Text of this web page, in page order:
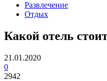
Развлечение
Отдых
Какой отель
21.01.2020
0
2942